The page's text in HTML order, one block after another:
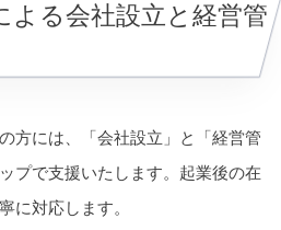
よる会社設立と経営管
方には、「会社設立」と「経営管
プで支援いたします。起業後の在
に対応します。